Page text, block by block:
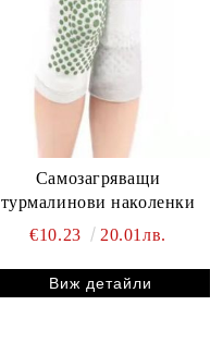
Самозагряващи
турмалинови наколенки
€10.23
20.01лв.
Виж детайли